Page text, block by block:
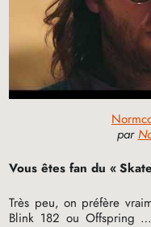
par
Vous êtes fan du «
Très peu, on préfère
Blink 182 ou Offspring